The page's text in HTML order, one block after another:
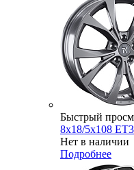
Быстрый
8x18/5x108
Нет в наличии
Подробнее